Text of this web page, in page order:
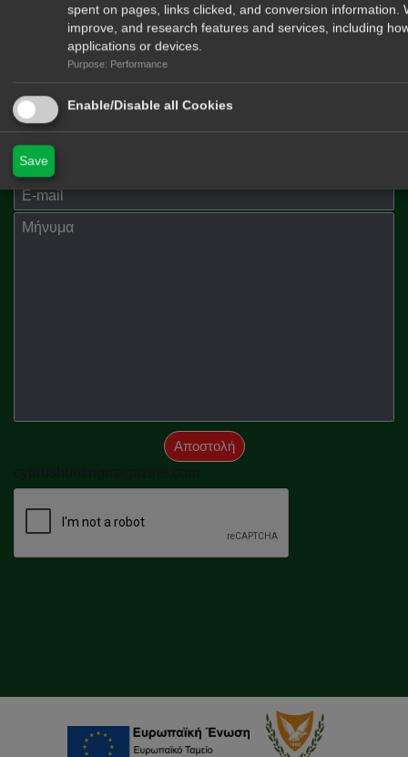
Όνομα
E-mail
Μήνημα
Αποστολή
spent on pages, links clicked, and conversion
improve, and research features and services, including
applications or devices.
Purpose: Performance
Enable/Disable all Cookies
Save